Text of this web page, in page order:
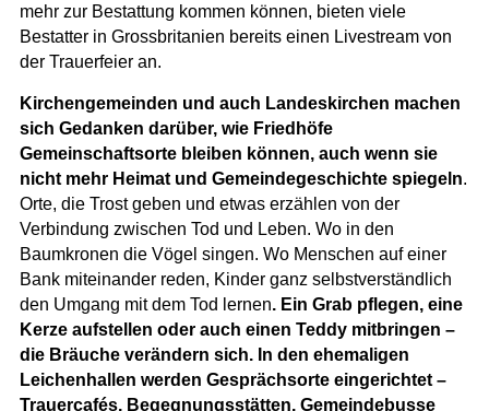
mehr zur Bestattung kommen können, bieten viele
Bestatter in Grossbritanien bereits einen Livestream von
der Trauerfeier an.
Kirchengemeinden und auch Landeskirchen machen
sich Gedanken darüber, wie Friedhöfe
Gemeinschaftsorte bleiben können, auch wenn sie
nicht mehr Heimat und Gemeindegeschichte spiegeln.
Orte, die Trost geben und etwas erzählen von der
Verbindung zwischen Tod und Leben. Wo in den
Baumkronen die Vögel singen. Wo Menschen auf einer
Bank miteinander reden, Kinder ganz selbstverständlich
den Umgang mit dem Tod lernen. Ein Grab pflegen, eine
Kerze aufstellen oder auch einen Teddy mitbringen –
die Bräuche verändern sich. In den ehemaligen
Leichenhallen werden Gesprächsorte eingerichtet –
Trauercafés, Begegnungsstätten. Gemeindebusse